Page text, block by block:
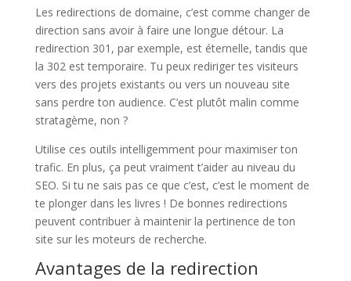
Les redirections de domaine, c’est comme changer de
direction sans avoir à faire une longue détour. La
redirection 301, par exemple, est éternelle, tandis que
la 302 est temporaire. Tu peux rediriger tes visiteurs
vers des projets existants ou vers un nouveau site
sans perdre ton audience. C’est plutôt malin comme
stratagème, non ?
Utilise ces outils intelligemment pour maximiser ton
trafic. En plus, ça peut vraiment t’aider au niveau du
SEO. Si tu ne sais pas ce que c’est, c’est le moment de
te plonger dans les livres ! De bonnes redirections
peuvent contribuer à maintenir la pertinence de ton
site sur les moteurs de recherche.
Avantages de la redirection